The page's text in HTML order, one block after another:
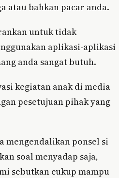
atau bahkan pacar anda.
untuk tidak
aplikasi-aplikasi
anda sangat butuh.
kegiatan anak di media
pesetujuan pihak yang
mengendalikan ponsel si
soal menyadap saja,
sebutkan cukup mampu